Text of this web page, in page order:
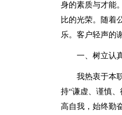
身的素质与才能
比的光荣。随着
乐。客户轻声的
一、树立认
我热衷于本
持“谦虚、谨慎
高自我，始终勤